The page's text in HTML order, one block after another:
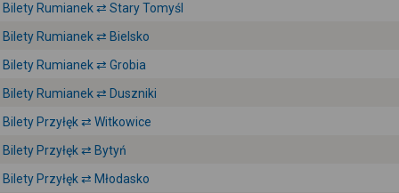
Bilety Rumianek ⇄ Stary Tomyśl
Bilety Rumianek ⇄ Bielsko
Bilety Rumianek ⇄ Grobia
Bilety Rumianek ⇄ Duszniki
Bilety Przyłęk ⇄ Witkowice
Bilety Przyłęk ⇄ Bytyń
Bilety Przyłęk ⇄ Młodasko